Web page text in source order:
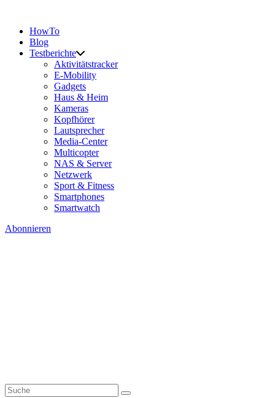
HowTo
Blog
Testberichte
Aktivitätstracker
E-Mobility
Gadgets
Haus & Heim
Kameras
Kopfhörer
Lautsprecher
Media-Center
Multicopter
NAS & Server
Netzwerk
Sport & Fitness
Smartphones
Smartwatch
Abonnieren